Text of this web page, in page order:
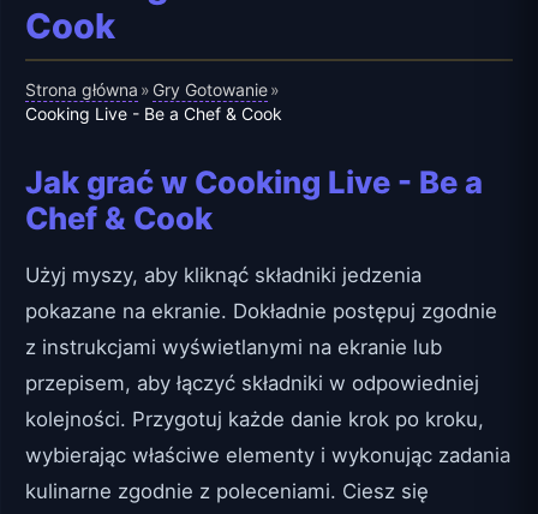
Cook
Strona główna » Gry Gotowanie»
Cooking Live - Be a Chef & Cook
Jak grać w Cooking Live - Be a
Chef & Cook
Użyj myszy, aby kliknąć składniki jedzenia
pokazane na ekranie. Dokładnie postępuj zgodnie
z instrukcjami wyświetlanymi na ekranie lub
przepisem, aby łączyć składniki w odpowiedniej
kolejności. Przygotuj każde danie krok po kroku,
wybierając właściwe elementy i wykonując zadania
kulinarne zgodnie z poleceniami. Ciesz się